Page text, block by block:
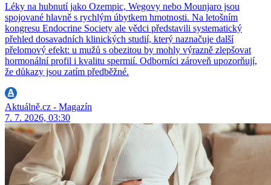
Léky na hubnutí jako Ozempic, Wegovy nebo Mounjaro jsou
spojované hlavně s rychlým úbytkem hmotnosti. Na letošním
kongresu Endocrine Society ale vědci představili systematický
přehled dosavadních klinických studií, který naznačuje další
přelomový efekt: u mužů s obezitou by mohly výrazně zlepšovat
hormonální profil i kvalitu spermií. Odborníci zároveň upozorňují,
že důkazy jsou zatím předběžné.
Aktuálně.cz - Magazín
7. 7. 2026, 03:30